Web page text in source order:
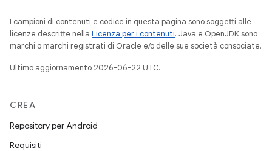
I campioni di contenuti e codice in questa pagina sono soggetti alle
licenze descritte nella Licenza per i contenuti. Java e OpenJDK sono
marchi o marchi registrati di Oracle e/o delle sue società consociate.
Ultimo aggiornamento 2026-06-22 UTC.
CREA
Repository per Android
Requisiti